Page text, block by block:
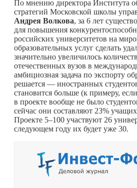
По мнению директора Института
стратегий Московской школы
Андрея Волкова, за 6 лет
для повышения
российских университетов на
образовательных услуг сделать
значительно увеличилось
отечественных вузов в
амбициозная задача по экспорту
решается — иностранных
становится больше (к примеру,
в проекте вообще не было
сейчас они составляют 23%
Проекте 5–100 участвуют 26
следующем году их будет уже 30.